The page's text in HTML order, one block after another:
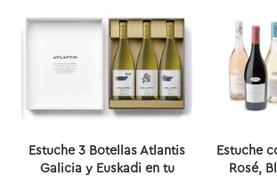
Estuche 3 Botellas Atlantis
Galicia y Euskadi en tu
Estuche
Rosé,